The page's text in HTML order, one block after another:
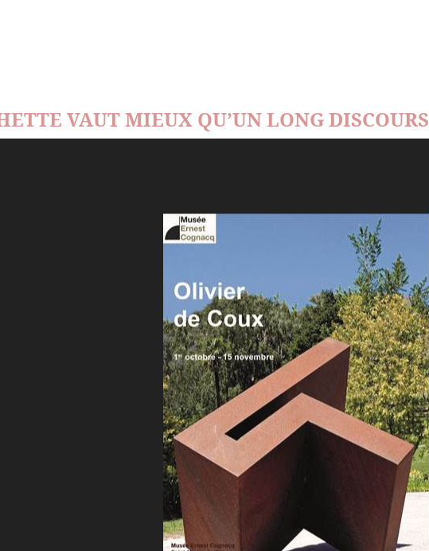
VAUT MIEUX QU’UN LONG DISCOURS